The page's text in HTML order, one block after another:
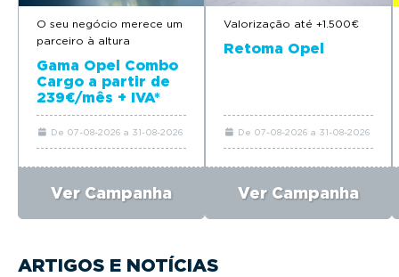
O seu negócio merece um
parceiro à altura
Gama Opel Combo
Cargo a partir de
239€/mês + IVA*
De 07-08-2026 a 31-08-2026
Ver Campanha
Valorização até +1.500€
Retoma Opel
De 07-08-2026 a 31-08-2026
Ver Campanha
ARTIGOS E NOTÍCIAS